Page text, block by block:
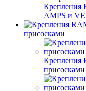
Крепления
AMPS и
присосками
Крепления